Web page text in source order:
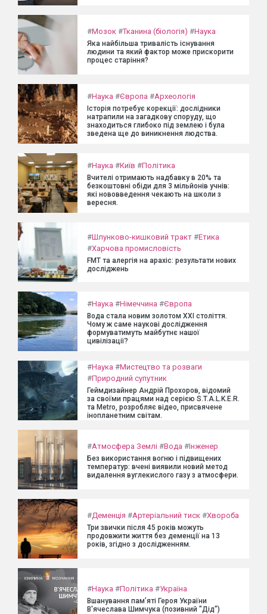
#Мозок #Тканина (біологія) #Наука
Яка найбільша тривалість існування
людини та який фактор може прискорити
процес старіння?
#Наука #Європа #Археологія
Історія потребує корекції: дослідники
натрапили на загадкову споруду, що
знаходиться глибоко під землею і була
зведена ще до виникнення людства.
#Наука #Київ #Політика
Вчителі отримають надбавку в 20% та
безкоштовні обіди для 3 мільйонів учнів:
які нововведення чекають на школи з
вересня.
#Шлунково-кишковий тракт #Етика
#Харчова промисловість
FMT та алергія на арахіс: результати нових
досліджень
#Наука #Німеччина #Європа
Вода стала новим золотом XXI століття.
Чому ж саме наукові дослідження
формуватимуть майбутнє нашої
цивілізації?
#Наука #Мистецтво та розваги
#Природний супутник
Геймдизайнер Андрій Прохоров, відомий
за своїми працями над серією S.T.A.L.K.E.R.
та Metro, розробляє відео, присвячене
інопланетним світам.
#Атмосфера Землі #Вода #Інженер
Без використання вогню і підвищених
температур: вчені виявили новий метод
видалення вуглекислого газу з атмосфери.
#Деменція #Артеріальний тиск #Хвороба
Три звички після 45 років можуть
продовжити життя без деменції на 13
років, згідно з дослідженням.
#Наука #Політика #Україна
Вшанування пам’яті Героя України
В'ячеслава Шимчука (позивний "Дід")